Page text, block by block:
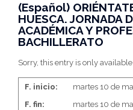
(Español)
HUESCA. JORNADA
ACADÉMICA Y
BACHILLERATO
Sorry, this entry is only
F. inicio:
martes 10 de
F. fin:
martes 10 de